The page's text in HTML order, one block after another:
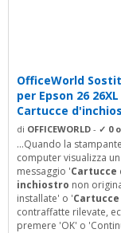
OfficeWorld
per Epson 26 26XL
Cartucce
Alta...
di OFFICEWORLD - ✓ 0
...Quando la
computer visualizza un
messaggio 'Cartucce
inchiostro non
installate' o '
contraffatte rilevate,
premere 'OK' o